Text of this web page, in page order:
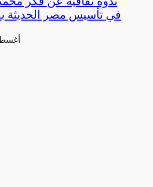
في تأسيس مصر الحديثة
14